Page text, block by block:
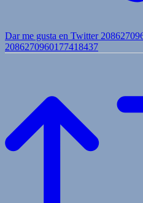
Dar me gusta en Twitter
2086270960177418437